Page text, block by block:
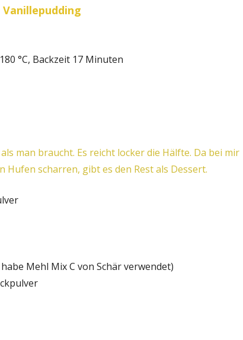
°C, Backzeit 17 Minuten
man braucht. Es reicht locker die Hälfte. Da bei mir
Hufen scharren, gibt es den Rest als Dessert.
Mehl Mix C von Schär verwendet)